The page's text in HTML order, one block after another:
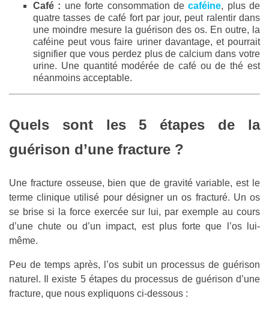
Café : une forte consommation decaféine, plus de
quatre tasses de café fort par jour, peut ralentir dans
une moindre mesure la guérison des os. En outre, la
caféine peut vous faire uriner davantage, et pourrait
signifier que vous perdez plus de calcium dans votre
urine. Une quantité modérée de café ou de thé est
néanmoins acceptable.
Quels sont les 5 étapes de la
guérison d’une fracture ?
Une fracture osseuse, bien que de gravité variable, est le
terme clinique utilisé pour désigner un os fracturé. Un os
se brise si la force exercée sur lui, par exemple au cours
d’une chute ou d’un impact, est plus forte que l’os lui-
même.
Peu de temps après, l’os subit un processus de guérison
naturel. Il existe 5 étapes du processus de guérison d’une
fracture, que nous expliquons ci-dessous :